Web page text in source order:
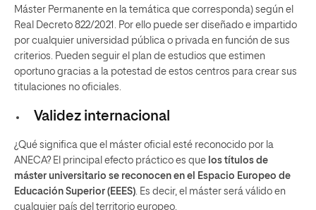
Máster Permanente en la temática que corresponda) según el
Real Decreto 822/2021. Por ello puede ser diseñado e impartido
por cualquier universidad pública o privada en función de sus
criterios. Pueden seguir el plan de estudios que estimen
oportuno gracias a la potestad de estos centros para crear sus
titulaciones no oficiales.
Validez internacional
¿Qué significa que el máster oficial esté reconocido por la
ANECA? El principal efecto práctico es que los títulos de
máster universitario se reconocen en el Espacio Europeo de
Educación Superior (EEES). Es decir, el máster será válido en
cualquier país del territorio europeo.